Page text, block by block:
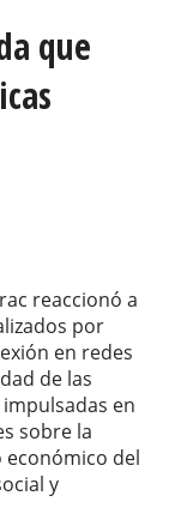
que
reaccionó a
por
en redes
de las
en
sobre la
del
y